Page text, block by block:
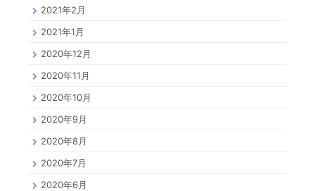
2021年2月
2021年1月
2020年12月
2020年11月
2020年10月
2020年9月
2020年8月
2020年7月
2020年6月